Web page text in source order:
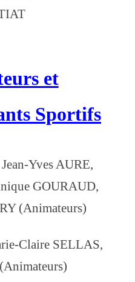
et
Sportifs
Jean-Yves AURE,
GOURAUD,
(Animateurs)
Claire SELLAS,